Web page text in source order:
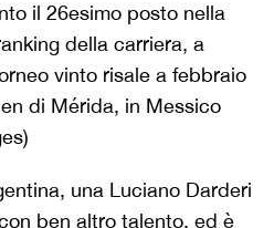
il 26esimo posto nella
della carriera, a
vinto risale a febbraio
di Mérida, in Messico
una Luciano Darderi
ben altro talento, ed è